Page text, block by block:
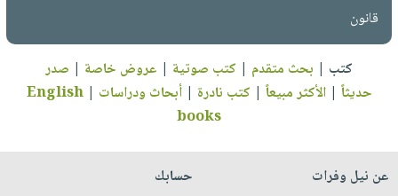
قانون
كتب | بحث متقدم | كتب صوتية | عروض خاصة | صدر
حديثاً |الأكثر مبيعاً | كتب نادرة |أبحاث ودراسات |
English
books
عن نيل وفرات
حسابك